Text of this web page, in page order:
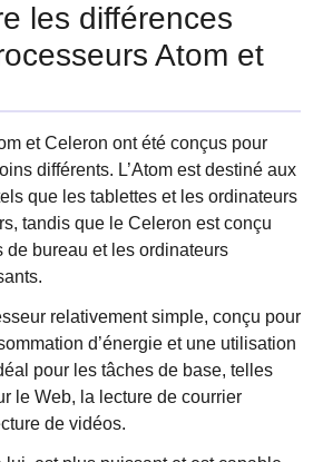
les différences
Atom et
et Celeron ont été conçus pour
différents. L’Atom est destiné aux
que les tablettes et les ordinateurs
tandis que le Celeron est conçu
de bureau et les ordinateurs
relativement simple, conçu pour
d’énergie et une utilisation
pour les tâches de base, telles
le Web, la lecture de courrier
de vidéos.